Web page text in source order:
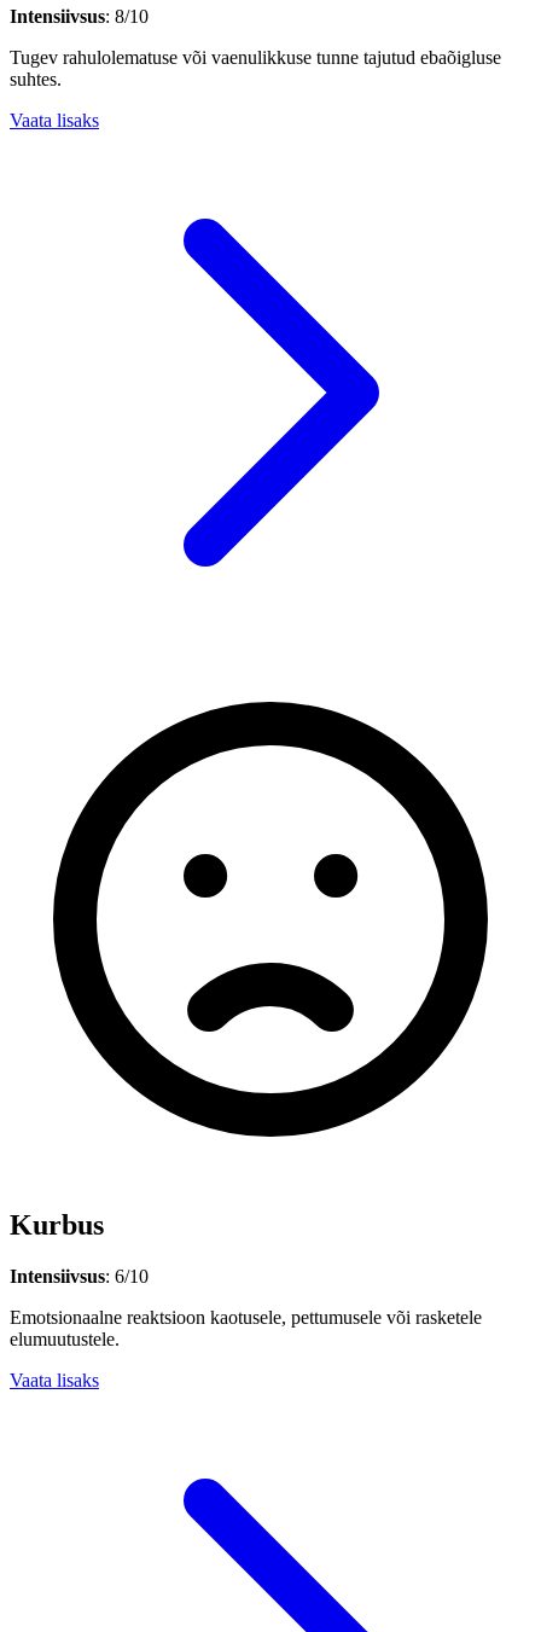
Intensiivsus: 8/10
Tugev rahulolematuse või vaenulikkuse tunne tajutud ebaõigluse
suhtes.
Vaata lisaks
Kurbus
Intensiivsus: 6/10
Emotsionaalne reaktsioon kaotusele, pettumusele või rasketele
elumuutustele.
Vaata lisaks